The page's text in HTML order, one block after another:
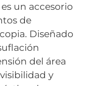
es un accesorio
de
Diseñado
del área
y